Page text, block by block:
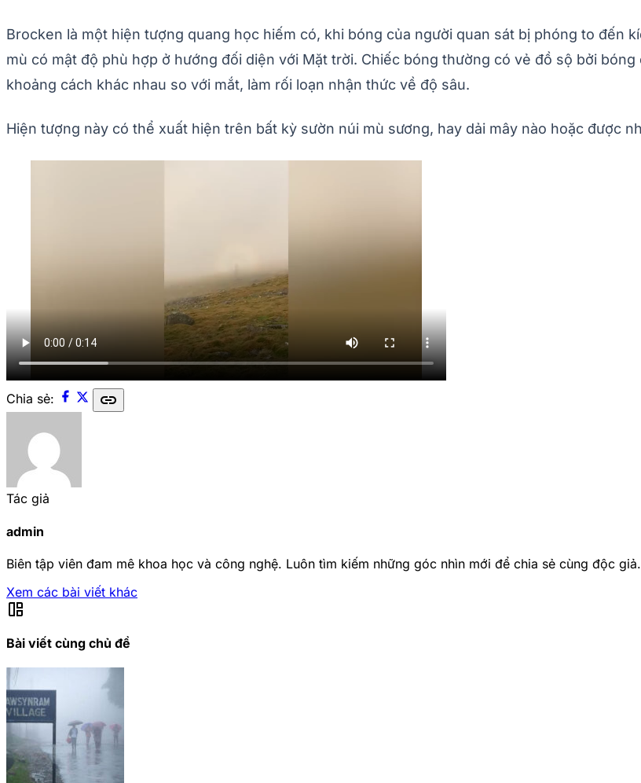
Brocken là một hiện tượng quang học hiếm có, khi bóng của người quan sát bị phóng to đến
mù có mật độ phù hợp ở hướng đối diện với Mặt trời. Chiếc bóng thường có vẻ đồ sộ bởi
khoảng cách khác nhau so với mắt, làm rối loạn nhận thức về độ sâu.
Hiện tượng này có thể xuất hiện trên bất kỳ sườn núi mù sương, hay dải mây nào hoặc được
Chia sẻ: link
Tác giả
admin
Biên tập viên đam mê khoa học và công nghệ. Luôn tìm kiếm những góc nhìn mới để chia sẻ cùng độc giả.
Xem các bài viết khác
auto_awesome_mosaic
Bài viết cùng chủ đề